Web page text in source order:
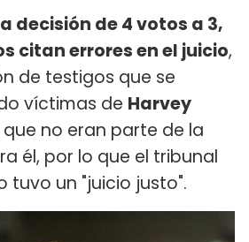
decisión de 4 votos a 3,
citan errores en el juicio,
de testigos que se
víctimas de Harvey
no eran parte de la
él, por lo que el tribunal
tuvo un "juicio justo".